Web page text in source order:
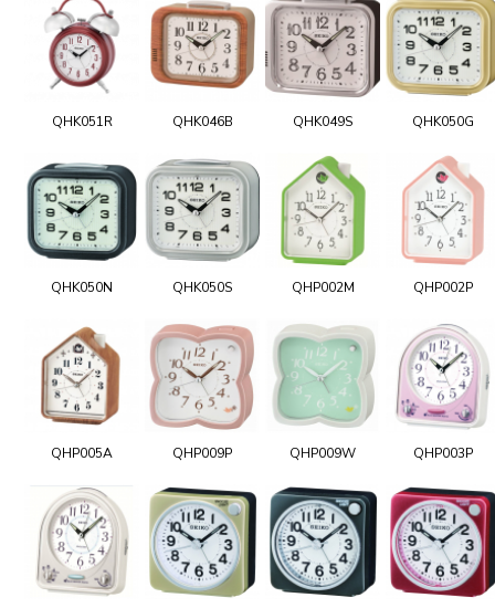
QHK051R QHK046B QHK049S QHK050G
QHK050N QHK050S QHP002M QHP002P
QHP005A QHP009P QHP009W QHP003P